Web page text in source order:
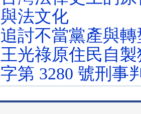
與法文化
追討不當黨產與
王光祿原住民自
字第 3280 號刑事